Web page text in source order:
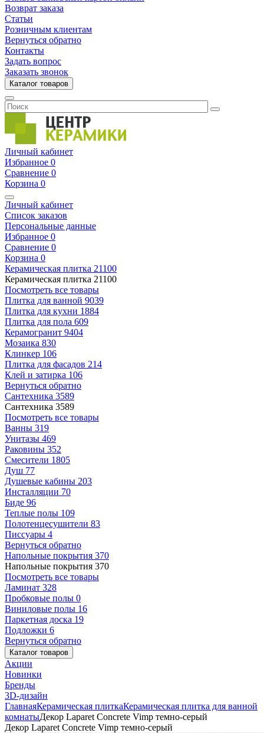
Возврат заказа
Статьи
Розничным клиентам
Вернуться обратно
Контакты
Задать вопрос
Заказать звонок
Каталог товаров
Личный кабинет
Избранное 0
Сравнение 0
Корзина 0
Личный кабинет
Список заказов
Персональные данные
Избранное 0
Сравнение 0
Корзина 0
Керамическая плитка 21100
Керамическая плитка 21100
Посмотреть все товары
Плитка для ванной 9039
Плитка для кухни 1884
Плитка для пола 609
Керамогранит 9404
Мозаика 830
Клинкер 106
Плитка для фасадов 214
Клей и затирка 106
Вернуться обратно
Сантехника 3589
Сантехника 3589
Посмотреть все товары
Ванны 319
Унитазы 469
Раковины 352
Смесители 1805
Душ 77
Душевые кабины 203
Инсталляции 70
Биде 96
Теплые полы 109
Полотенцесушители 83
Писсуары 4
Вернуться обратно
Напольные покрытия 370
Напольные покрытия 370
Посмотреть все товары
Ламинат 328
Пробковые полы 0
Виниловые полы 16
Паркетная доска 19
Подложки 6
Вернуться обратно
Каталог товаров
Акции
Новинки
Бренды
3D-дизайн
ГлавнаяКерамическая плиткаКерамическая плитка для ванной
комнатыДекор Laparet Concrete Vimp темно-серый
Декор Laparet Concrete Vimp темно-серый